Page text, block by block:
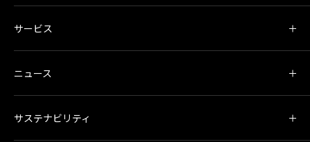
サービス
ニュース
サステナビリティ